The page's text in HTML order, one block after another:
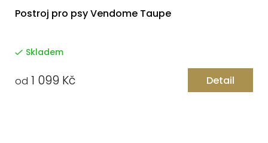
Postroj pro psy Vendome Taupe
Skladem
od 1 099 Kč Detail